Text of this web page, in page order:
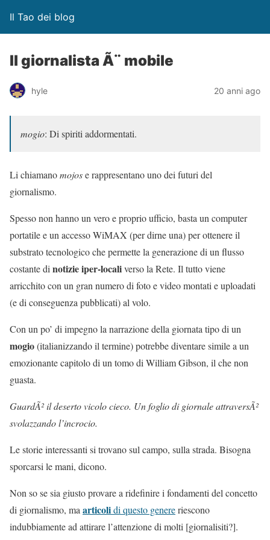
Il Tao dei blog
Il giornalista Ã¨ mobile
hyle 20 anni ago
mogio: Di spiriti addormentati.
Li chiamanomojose rappresentano uno dei futuri del
giornalismo.
Spesso non hanno un vero e proprio ufficio, basta un computer
portatile e un accesso WiMAX (per dirne una) per ottenere il
substrato tecnologico che permette la generazione di un flusso
costante di notizie iper-localiverso la Rete. Il tutto viene
arricchito con un gran numero di foto e video montati e uploadati
(e di conseguenza pubblicati) al volo.
Con un po’ di impegno la narrazione della giornata tipo di un
mogio(italianizzando il termine) potrebbe diventare simile a un
emozionante capitolo di un tomo di William Gibson, il che non
guasta.
GuardÃ² il deserto vicolo cieco. Un foglio di giornale attraversÃ²
svolazzando l’incrocio.
Le storie interessanti si trovano sul campo, sulla strada. Bisogna
sporcarsi le mani, dicono.
Non so se sia giusto provare a ridefinire i fondamenti del concetto
di giornalismo, ma articolidi questo genereriescono
indubbiamente ad attirare l’attenzione di molti [giornalisiti?].